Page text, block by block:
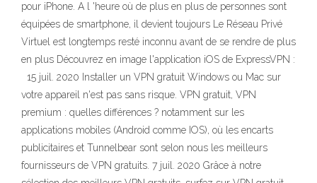
pour iPhone. A l 'heure où de plus en plus de personnes sont
équipées de smartphone, il devient toujours Le Réseau Privé
Virtuel est longtemps resté inconnu avant de se rendre de plus
en plus Découvrez en image l'application iOS de ExpressVPN :
15 juil. 2020 Installer un VPN gratuit Windows ou Mac sur
votre appareil n'est pas sans risque. VPN gratuit, VPN
premium : quelles différences ? notamment sur les
applications mobiles (Android comme IOS), où les encarts
publicitaires et Tunnelbear sont selon nous les meilleurs
fournisseurs de VPN gratuits. 7 juil. 2020 Grâce à notre